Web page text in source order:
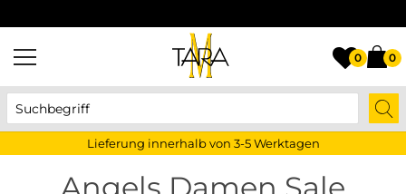
0 0
Lieferung innerhalb von 3-5 Werktagen